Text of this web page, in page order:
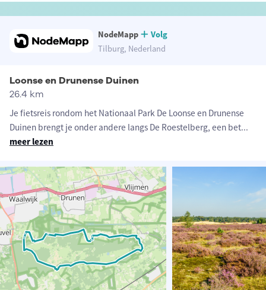
NodeMapp
Volg
Tilburg, Nederland
Loonse en Drunense Duinen
26.4 km
Je fietsreis rondom het Nationaal Park De Loonse en Drunense
Duinen brengt je onder andere langs De Roestelberg, een bet...
meer lezen